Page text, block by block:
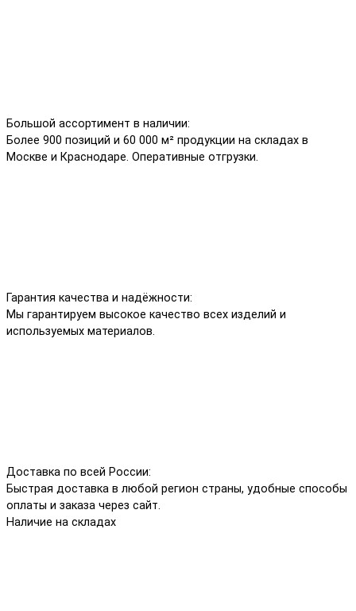
Большой ассортимент в наличии:
Более 900 позиций и 60 000 м² продукции на складах в
Москве и Краснодаре. Оперативные отгрузки.
Гарантия качества и надёжности:
Мы гарантируем высокое качество всех изделий и
используемых материалов.
Доставка по всей России:
Быстрая доставка в любой регион страны, удобные способы
оплаты и заказа через сайт.
Наличие на складах